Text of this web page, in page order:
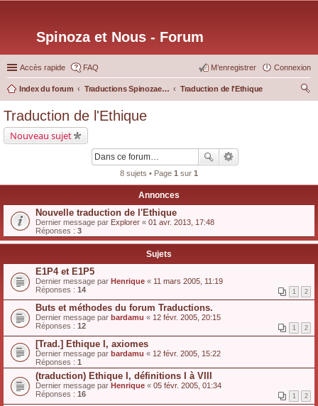
Spinoza et Nous - Forum
Accès rapide FAQ Connexion
M’enregistrer
Index du forum Traductions Spinozaetnous.org
Traduction de l'Ethique
Traduction de l'Ethique
Nouveau sujet
8 sujets • Page 1 sur 1
Annonces
Nouvelle traduction de l'Ethique
Dernier message par Explorer « 01 avr. 2013, 17:48
Réponses : 3
Sujets
E1P4 et E1P5
Dernier message par Henrique « 11 mars 2005, 11:19
Réponses : 14 1 2
Buts et méthodes du forum Traductions.
Dernier message par bardamu « 12 févr. 2005, 20:15
Réponses : 12 1 2
[Trad.] Ethique I, axiomes
Dernier message par bardamu « 12 févr. 2005, 15:22
Réponses : 1
(traduction) Ethique I, définitions I à VIII
Dernier message par Henrique « 05 févr. 2005, 01:34
Réponses : 16 1 2